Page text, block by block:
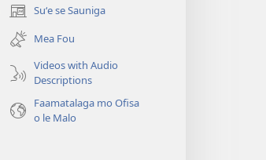
Suʻe se Sauniga
(tatala
se
isi
polokalame)
Mea Fou
Videos with Audio
Descriptions
Faamatalaga mo Ofisa
o le Malo